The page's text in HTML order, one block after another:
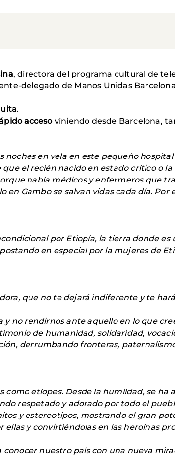
, directora del programa cultural de
delegado de Manos Unidas
.
accesoviniendo desde Barcelona,
noches en vela en este pequeño
que el recién nacido en estado crítico o
había médicos y enfermeros que
en Gambo se salvan vidas cada día.
por Etiopía, la tierra donde es
en especial por la mujeres de
que no te dejará indiferente y te
y no rendirnos ante aquello en lo que
de humanidad, solidaridad,
derrumbando fronteras,
como etíopes. Desde la humildad, se
respetado y adorado por todo el
y estereotipos, mostrando el gran
ellas y convirtiéndolas en las heroínas
nuestro país con una nueva